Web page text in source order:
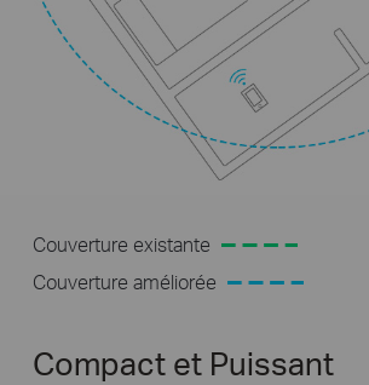
Compact et Puissant
Couverture existante
Couverture améliorée